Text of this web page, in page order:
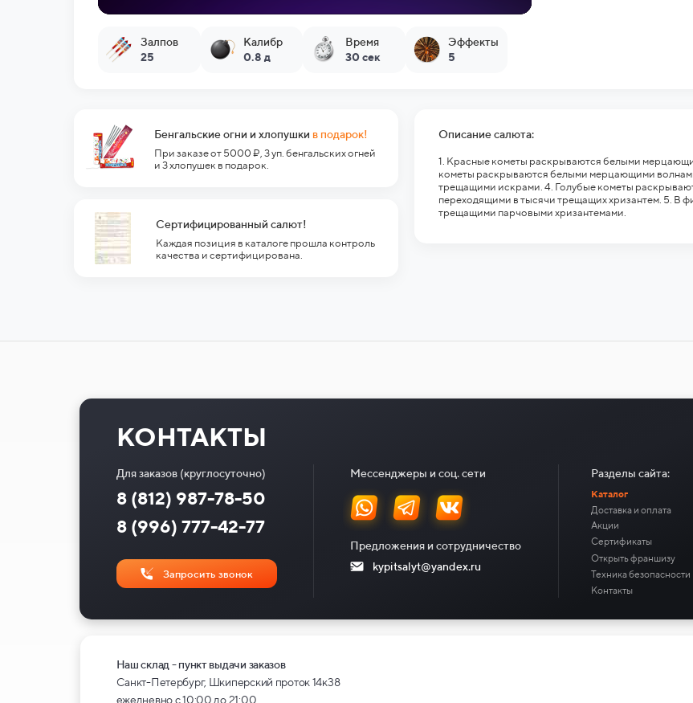
Залпов
25
Калибр
0.8 д
Время
30 сек
Эффекты
5
Бенгальские огни и хлопушки в подарок!
При заказе от 5000 ₽, 3 уп. бенгальских огней
и 3 хлопушек в подарок.
Сертифицированный салют!
Каждая позиция в каталоге прошла контроль
качества и сертифицирована.
Описание салюта:
1. Красные кометы раскрываются белыми
кометы раскрываются белыми мерцающими
трещащими искрами. 4. Голубые кометы
переходящими в тысячи трещащих хризантем. 5. В
трещащими парчовыми хризантемами.
КОНТАКТЫ
Для заказов (круглосуточно)
8 (996) 777-42-77
8 (812) 987-78-50
Запросить звонок
Мессенджеры и соц. сети
Предложения и сотрудничество
kypitsalyt@yandex.ru
Разделы сайта:
Наш склад - пункт выдачи заказов
Санкт-Петербург, Шкиперский проток 14к38
ежедневно с 10:00 до 21:00
Каталог
Техника безопасности
Доставка и оплата
Акции
Сертификаты
Открыть франшизу
Контакты